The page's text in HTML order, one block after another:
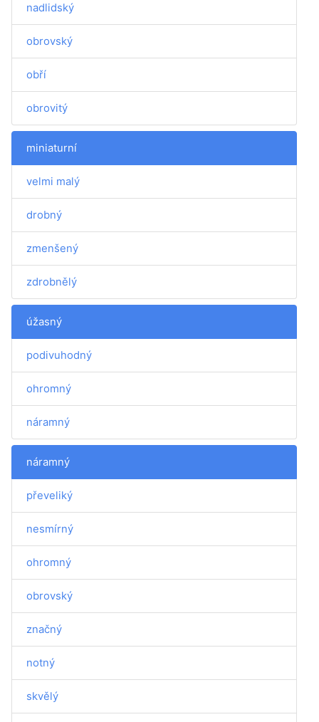
nadlidský
obrovský
obří
obrovitý
miniaturní
velmi malý
drobný
zmenšený
zdrobnělý
úžasný
podivuhodný
ohromný
náramný
náramný
převeliký
nesmírný
ohromný
obrovský
značný
notný
skvělý